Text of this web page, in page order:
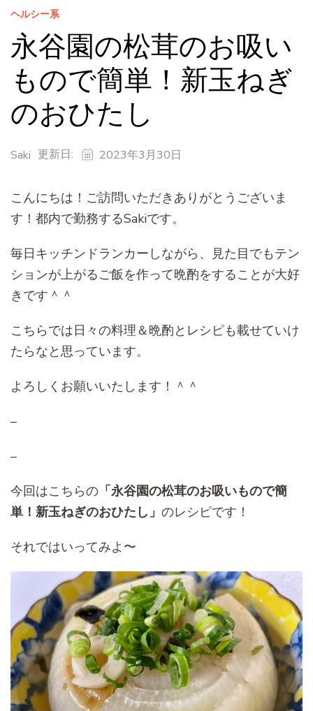
ヘルシー系
永谷園の松茸のお吸い
もので簡単！新玉ねぎ
のおひたし
Saki 更新日: 2023年3月30日
こんにちは！ご訪問いただきありがとうございま
す！都内で勤務するSakiです。
毎日キッチンドランカーしながら、見た目でもテン
ションが上がるご飯を作って晩酌をすることが大好
きです＾＾
こちらでは日々の料理＆晩酌とレシピも載せていけ
たらなと思っています。
よろしくお願いいたします！＾＾
–
–
今回はこちらの 「永谷園の松茸のお吸いもので簡
単！新玉ねぎのおひたし」 のレシピです！
それではいってみよ〜